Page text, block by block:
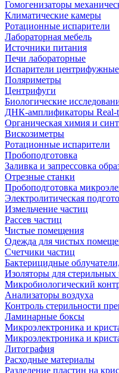
Гомогенизаторы
Климатические камеры
Ротационные испарители
Лабораторная мебель
Источники питания
Печи лабораторные
Испарители центрифужные
Поляриметры
Центрифуги
Биологические
ДНК-амплификаторы Real-
Органическая химия и
Вискозиметры
Ротационные испарители
Пробоподготовка
Заливка и запрессовка
Отрезные станки
Пробоподготовка
Электролитическая
Измельчение частиц
Рассев частиц
Чистые помещения
Одежда для чистых
Счетчики частиц
Бактерицидные
Изоляторы для стерильных
Микробиологический
Анализаторы воздуха
Контроль стерильности
Ламинарные боксы
Микроэлектроника и
Микроэлектроника и
Литография
Расходные материалы
Разделение пластин на